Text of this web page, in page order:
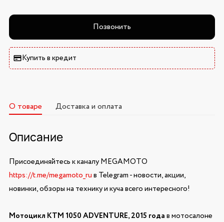
Позвонить
Купить в кредит
О товаре Доставка и оплата
Описание
Присоединяйтесь к каналу MEGAMOTO
https://t.me/megamoto_ruв Telegram - новости, акции,
новинки, обзоры на технику и куча всего интересного!
Мотоцикл KTM 1050 ADVENTURE, 2015 годав мотосалоне